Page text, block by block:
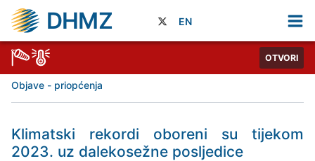
DHMZ EN
OTVORI
Objave - priopćenja
Klimatski rekordi oboreni su tijekom
2023. uz dalekosežne posljedice